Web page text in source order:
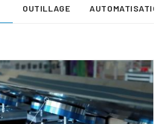
OUTILLAGE